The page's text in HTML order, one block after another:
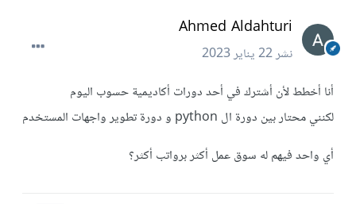
Ahmed Aldahturi
نشر22 يناير 2023
أنا أخطط لأن أشترك في أحد دورات أكاديمية حسوب اليوم
لكنني محتار بين دورة ال python و دورة تطوير واجهات المستخدم
أي واحد فيهم له سوق عمل أكثر برواتب أكثر؟